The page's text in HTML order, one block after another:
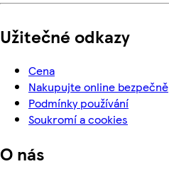
Užitečné odkazy
Cena
Nakupujte online bezpečně
Podmínky používání
Soukromí a cookies
O nás